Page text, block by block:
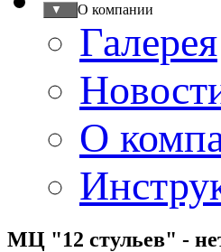
О компании
▼
Галерея
О
МЦ "12 стульев" -